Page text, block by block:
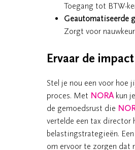
Toegang tot BTW-
Geautomatiseerde
Zorgt voor
Ervaar de
Stel je nou een voor hoe
proces. Met NORAkun
de gemoedsrust die
vertelde een tax director
belastingstrategieën.
om ervoor te zorgen dat